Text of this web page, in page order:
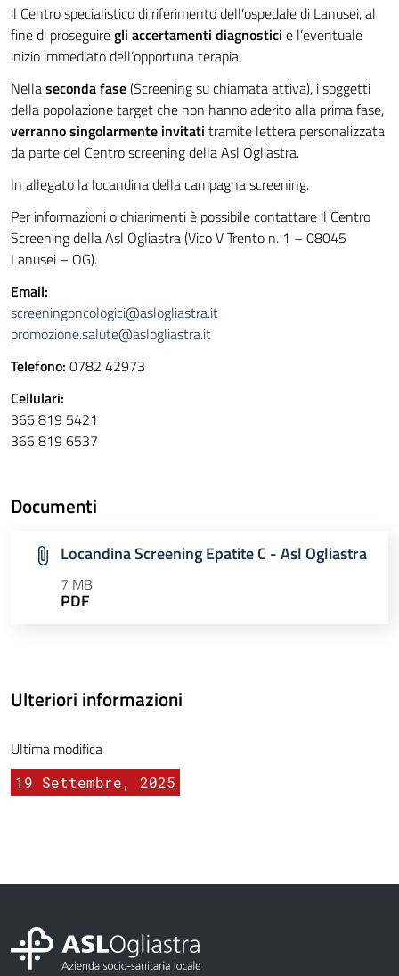
il Centro specialistico di riferimento dell’ospedale di Lanusei, al
fine di proseguiregli accertamenti diagnostici e l’eventuale
inizio immediato dell’opportuna terapia.
Nellaseconda fase(Screening su chiamata attiva), i soggetti
della popolazione target che non hanno aderito alla prima fase,
verranno singolarmente invitati tramite lettera personalizzata
da parte del Centro screening della Asl Ogliastra.
In allegato la locandina della campagna screening.
Per informazioni o chiarimenti è possibile contattare il Centro
Screening della Asl Ogliastra (Vico V Trento n. 1 – 08045
Lanusei – OG).
Email:
screeningoncologici@aslogliastra.it
promozione.salute@aslogliastra.it
Telefono: 0782 42973
Cellulari:
366 819 5421
366 819 6537
Documenti
Locandina Screening Epatite C - Asl Ogliastra
7 MB
PDF
Ulteriori informazioni
Ultima modifica
19 Settembre, 2025